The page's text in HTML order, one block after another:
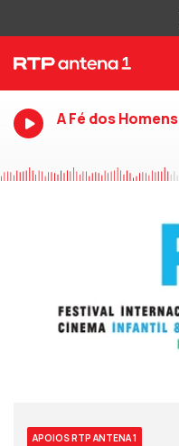
A Fé dos Homens
APOIOS RTP ANTENA 1